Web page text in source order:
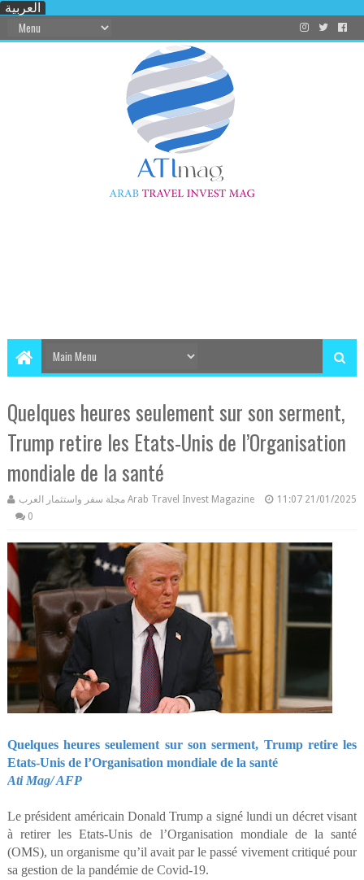
العربية
Quelques heures seulement sur son serment,
Trump retire les Etats-Unis de l’Organisation
mondiale de la santé
مجلة سفر واستثمار العرب Arab Travel Invest Magazine 11:07 21/01/2025
0
Quelques heures seulement sur son serment, Trump retire les
Etats-Unis de l’Organisation mondiale de la santé
Ati Mag/ AFP
Le président américain Donald Trump a signé lundi un décret visant
à retirer les Etats-Unis de l’Organisation mondiale de la santé
(OMS), un organisme qu’il avait par le passé vivement critiqué pour
sa gestion de la pandémie de Covid-19.